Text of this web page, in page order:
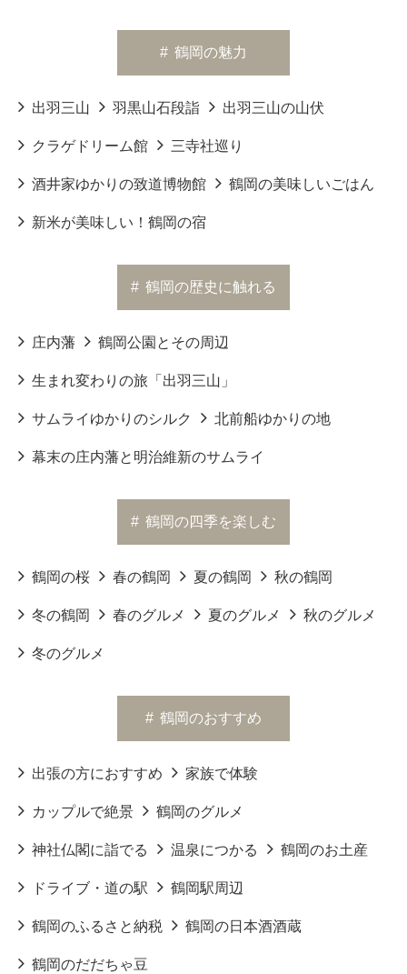
# 鶴岡の魅力
出羽三山 羽黒山石段詣 出羽三山の山伏
クラゲドリーム館 三寺社巡り
酒井家ゆかりの致道博物館 鶴岡の美味しいごはん
新米が美味しい！鶴岡の宿
# 鶴岡の歴史に触れる
庄内藩 鶴岡公園とその周辺
生まれ変わりの旅「出羽三山」
サムライゆかりのシルク 北前船ゆかりの地
幕末の庄内藩と明治維新のサムライ
# 鶴岡の四季を楽しむ
鶴岡の桜 春の鶴岡 夏の鶴岡 秋の鶴岡
冬の鶴岡 春のグルメ 夏のグルメ 秋のグルメ
冬のグルメ
# 鶴岡のおすすめ
出張の方におすすめ 家族で体験
カップルで絶景 鶴岡のグルメ
神社仏閣に詣でる 温泉につかる 鶴岡のお土産
ドライブ・道の駅 鶴岡駅周辺
鶴岡のふるさと納税 鶴岡の日本酒酒蔵
鶴岡のだだちゃ豆